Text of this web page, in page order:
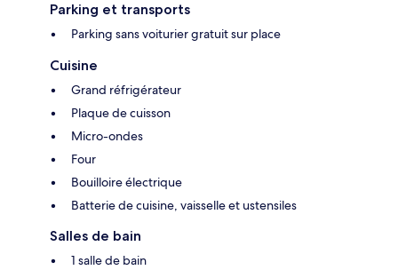
Parking et transports
Parking sans voiturier gratuit sur place
Cuisine
Grand réfrigérateur
Plaque de cuisson
Micro-ondes
Four
Bouilloire électrique
Batterie de cuisine, vaisselle et ustensiles
Salles de bain
1 salle de bain